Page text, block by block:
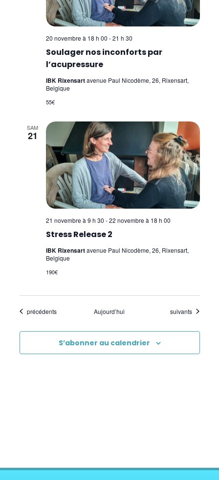
Soulager nos inconforts par
l’acupressure
20 novembre à 18 h 00 -21 h 30
IBK Rixensartavenue Paul Nicodème, 26, Rixensart,
Belgique
55€
SAM
21
Stress Release 2
21 novembre à 9 h 30 -22 novembre à 18 h 00
IBK Rixensartavenue Paul Nicodème, 26, Rixensart,
Belgique
190€
Évènements
précédents Aujourd’hui Évènements
suivants
S’abonner au calendrier